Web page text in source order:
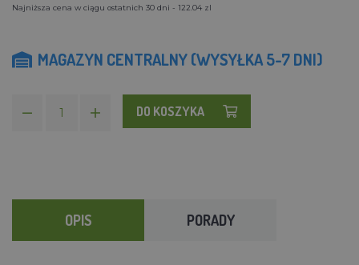
Najniższa cena w ciągu ostatnich 30 dni - 122.04 zl
MAGAZYN CENTRALNY (WYSYŁKA 5-7 DNI)
DO KOSZYKA
OPIS PORADY